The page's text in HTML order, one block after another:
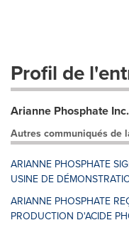
Profil de
Arianne Phosphate Inc.
Autres communiqués de
ARIANNE PHOSPHATE
USINE DE
ARIANNE PHOSPHATE
PRODUCTION D'ACIDE